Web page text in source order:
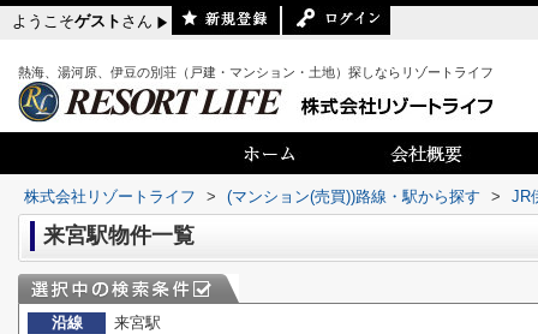
ようこそゲスト さん
熱海、湯河原、伊豆の別荘（戸建・マンション・土地）探しならリゾートライフ
株式会社リゾートライフ > (マンション(売買))路線・駅から探す > JR
来宮駅物件一覧
沿線
来宮駅